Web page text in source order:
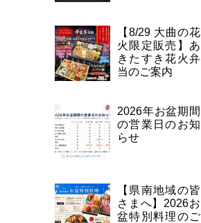
【8/29 大曲の花
火限定販売】あ
きたすき花火弁
当のご案内
2026年お盆期間
の営業日のお知
らせ
【県南地域の皆
さまへ】2026お
盆特別料理のご